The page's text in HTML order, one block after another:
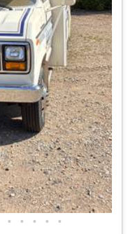
• • • • •